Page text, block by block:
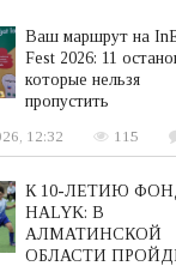
Ваш маршрут на
Fest 2026: 11
которые нельзя
пропустить
12:32
115
К 10-ЛЕТИЮ
HALYK: В
АЛМАТИНСКОЙ
ОБЛАСТИ